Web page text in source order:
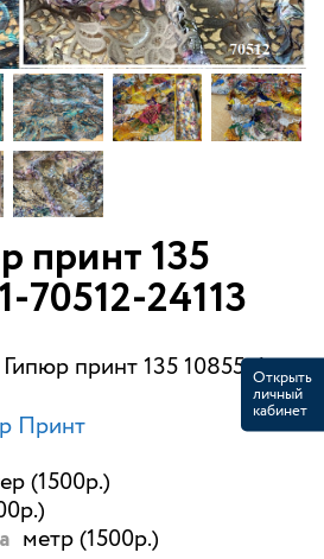
принт 135
70512-24113
принт 135 10855в1-
Принт
(1500р.)
метр (1500р.)
Открыть
личный
кабинет